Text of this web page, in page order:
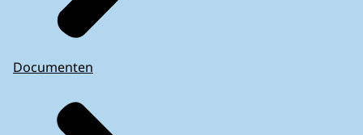
Documenten